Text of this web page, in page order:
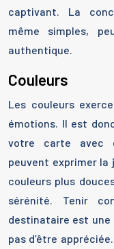
captivant. La
même simples,
authentique.
Couleurs
Les couleurs
émotions. Il est
votre carte avec
peuvent exprimer la
couleurs plus
sérénité. Tenir
destinataire est une
pas d’être